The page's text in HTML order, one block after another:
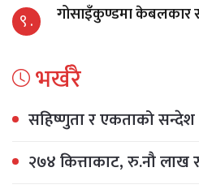
९ . गोसाइँकुण्डमा केबलकार
भर्खरै
सहिष्णुता र एकताको सन्देश
२७४ कित्ताकाट, रु.नौ लाख